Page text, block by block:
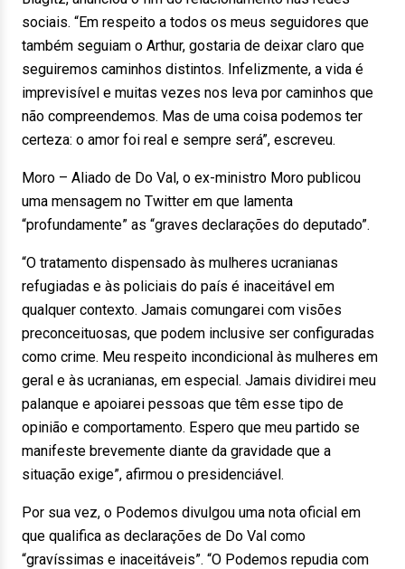
sociais. “Em respeito a todos os meus seguidores que
também seguiam o Arthur, gostaria de deixar claro que
seguiremos caminhos distintos. Infelizmente, a vida é
imprevisível e muitas vezes nos leva por caminhos que
não compreendemos. Mas de uma coisa podemos ter
certeza: o amor foi real e sempre será”, escreveu.
Moro – Aliado de Do Val, o ex-ministro Moro publicou
uma mensagem no Twitter em que lamenta
“profundamente” as “graves declarações do deputado”.
“O tratamento dispensado às mulheres ucranianas
refugiadas e às policiais do país é inaceitável em
qualquer contexto. Jamais comungarei com visões
preconceituosas, que podem inclusive ser configuradas
como crime. Meu respeito incondicional às mulheres em
geral e às ucranianas, em especial. Jamais dividirei meu
palanque e apoiarei pessoas que têm esse tipo de
opinião e comportamento. Espero que meu partido se
manifeste brevemente diante da gravidade que a
situação exige”, afirmou o presidenciável.
Por sua vez, o Podemos divulgou uma nota oficial em
que qualifica as declarações de Do Val como
“gravíssimas e inaceitáveis”. “O Podemos repudia com